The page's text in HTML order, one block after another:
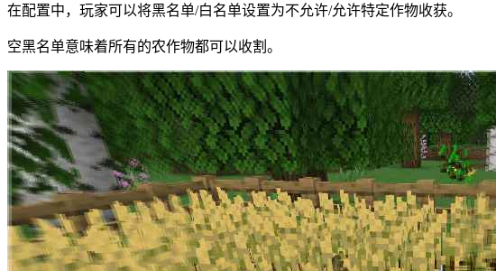
在配置中，玩家可以将黑名单/白名单设置为不允许/允许特定作物收获。
空黑名单意味着所有的农作物都可以收割。